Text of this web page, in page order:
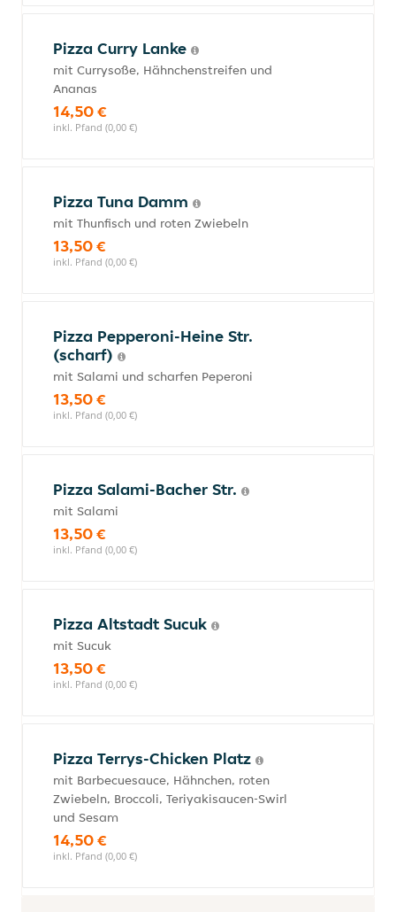
Pizza Curry Lanke
mit Currysoße, Hähnchenstreifen und
Ananas
14,50 €
inkl. Pfand (0,00 €)
Pizza Tuna Damm
mit Thunfisch und roten Zwiebeln
13,50 €
inkl. Pfand (0,00 €)
Pizza Pepperoni-Heine Str.
(scharf)
mit Salami und scharfen Peperoni
13,50 €
inkl. Pfand (0,00 €)
Pizza Salami-Bacher Str.
mit Salami
13,50 €
inkl. Pfand (0,00 €)
Pizza Altstadt Sucuk
mit Sucuk
13,50 €
inkl. Pfand (0,00 €)
Pizza Terrys-Chicken Platz
mit Barbecuesauce, Hähnchen, roten
Zwiebeln, Broccoli, Teriyakisaucen-Swirl
und Sesam
14,50 €
inkl. Pfand (0,00 €)